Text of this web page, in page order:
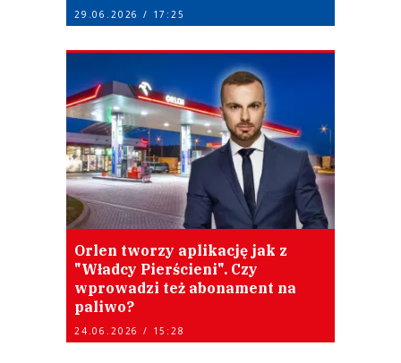
29.06.2026 / 17:25
Orlen tworzy aplikację jak z
"Władcy Pierścieni". Czy
wprowadzi też abonament na
paliwo?
24.06.2026 / 15:28